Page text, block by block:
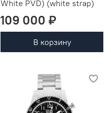
White PVD) (white strap)
109 000 ₽
В корзину